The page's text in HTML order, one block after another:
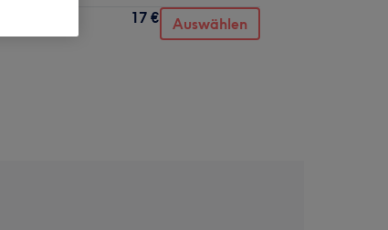
17 € Auswählen